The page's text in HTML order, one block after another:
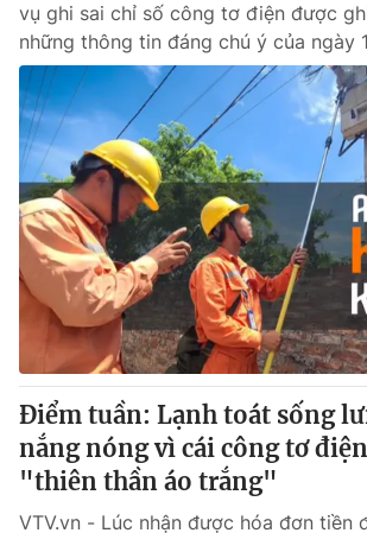
vụ ghi sai chỉ số công tơ điện được
những thông tin đáng chú ý của ngày
Điểm tuần: Lạnh toát sống
nắng nóng vì cái công tơ
"thiên thần áo trắng"
VTV.vn - Lúc nhận được hóa đơn tiền